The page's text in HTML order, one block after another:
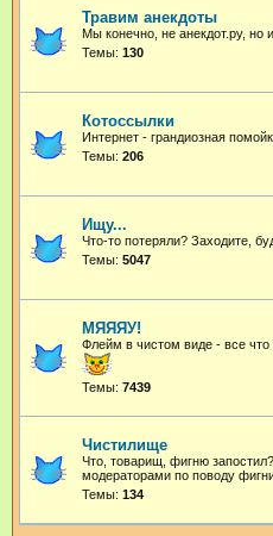
Травим анекдоты
Мы конечно, не анекдот.ру, но
Темы: 130
Котоссылки
Интернет - грандиозная
Темы: 206
Ищу...
Что-то потеряли? Заходите,
Темы: 5047
МЯЯЯУ!
Флейм в чистом виде - все что
Темы: 7439
Чистилище
Что, товарищ, фигню
модераторами по поводу
Темы: 134